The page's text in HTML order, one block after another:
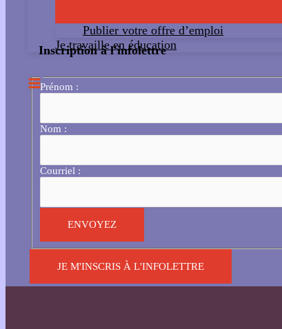
Publier votre offre d’emploi
Je travaille en éducation
Inscription à l'infolettre
Prénom :
Nom :
Courriel :
JE M'INSCRIS À L'INFOLETTRE